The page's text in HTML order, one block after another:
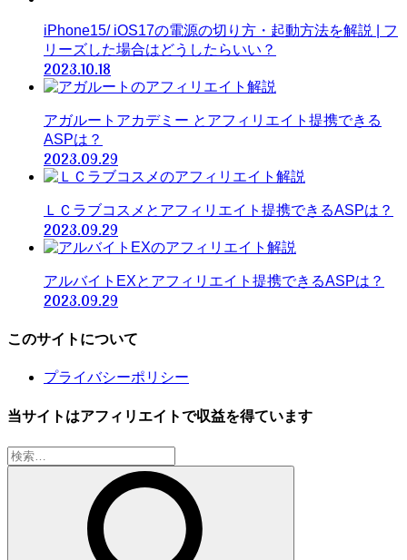
iPhone15/ iOS17の電源の切り方・起動方法を解説 | フ
リーズした場合はどうしたらいい？
2023.10.18
アガルートアカデミー とアフィリエイト提携できる
ASPは？
2023.09.29
ＬＣラブコスメとアフィリエイト提携できるASPは？
2023.09.29
アルバイトEXとアフィリエイト提携できるASPは？
2023.09.29
このサイトについて
プライバシーポリシー
当サイトはアフィリエイトで収益を得ています
検
索: